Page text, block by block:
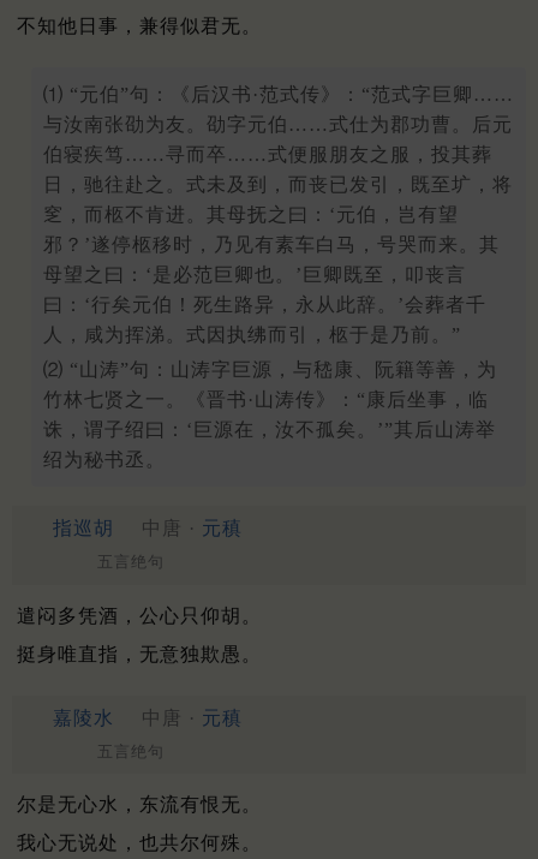
不知他日事，兼得似君无。
⑴ “元伯”句：《后汉书·范式传》：“范式字巨卿……
与汝南张劭为友。劭字元伯……式仕为郡功曹。后元
伯寝疾笃……寻而卒……式便服朋友之服，投其葬
日，驰往赴之。式未及到，而丧已发引，既至圹，将
窆，而柩不肯进。其母抚之曰：‘元伯，岂有望
邪？’遂停柩移时，乃见有素车白马，号哭而来。其
母望之曰：‘是必范巨卿也。’巨卿既至，叩丧言
曰：‘行矣元伯！死生路异，永从此辞。’会葬者千
人，咸为挥涕。式因执绋而引，柩于是乃前。”
⑵ “山涛”句：山涛字巨源，与嵇康、阮籍等善，为
竹林七贤之一。《晋书·山涛传》：“康后坐事，临
诛，谓子绍曰：‘巨源在，汝不孤矣。’”其后山涛举
绍为秘书丞。
指巡胡 中唐 · 元稹
五言绝句
遣闷多凭酒，公心只仰胡。
挺身唯直指，无意独欺愚。
嘉陵水 中唐 · 元稹
五言绝句
尔是无心水，东流有恨无。
我心无说处，也共尔何殊。